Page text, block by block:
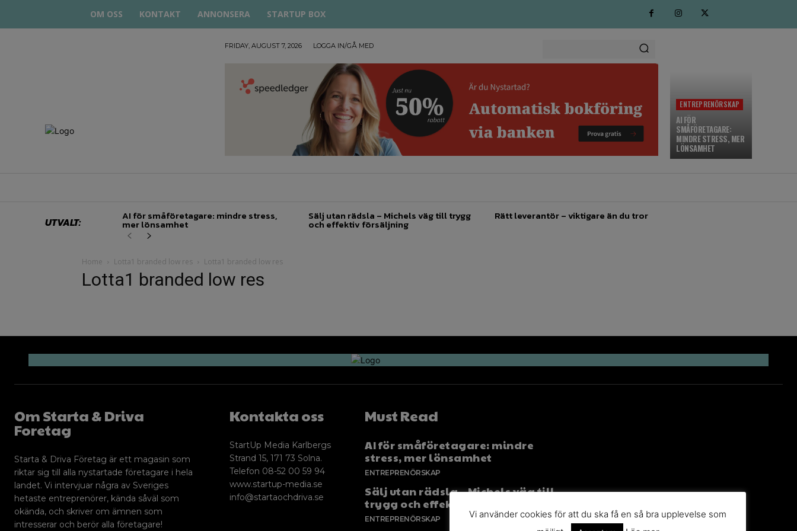
OM OSS KONTAKT ANNONSERA STARTUP BOX
FRIDAY, AUGUST 7, 2026 LOGGA IN/GÅ MED
ENTREPRENÖRSKAP
AI FÖR
SMÅFÖRETAGARE:
MINDRE STRESS, MER
LÖNSAMHET
UTVALT: AI för småföretagare: mindre stress,
mer lönsamhet
Sälj utan rädsla – Michels väg till trygg
och effektiv försäljning
Rätt leverantör – viktigare än du tror
Home Lotta1 branded low res Lotta1 branded low res
Lotta1 branded low res
Om Starta & Driva
Foretag
Starta & Driva Företag är ett magasin som
riktar sig till alla nystartade företagare i hela
landet. Vi intervjuar några av Sveriges
hetaste entreprenörer, kända såväl som
okända, och skriver om ämnen som
intresserar och berör alla företagare!
Kontakta oss
StartUp Media Karlbergs
Strand 15, 171 73 Solna.
Telefon 08-52 00 59 94
www.startup-media.se
info@startaochdriva.se
Must Read
AI för småföretagare: mindre
stress, mer lönsamhet
ENTREPRENÖRSKAP
Sälj utan rädsla – Michels väg till
trygg och effektiv försäljning
ENTREPRENÖRSKAP
Vi använder cookies för att du ska få en så bra upplevelse som